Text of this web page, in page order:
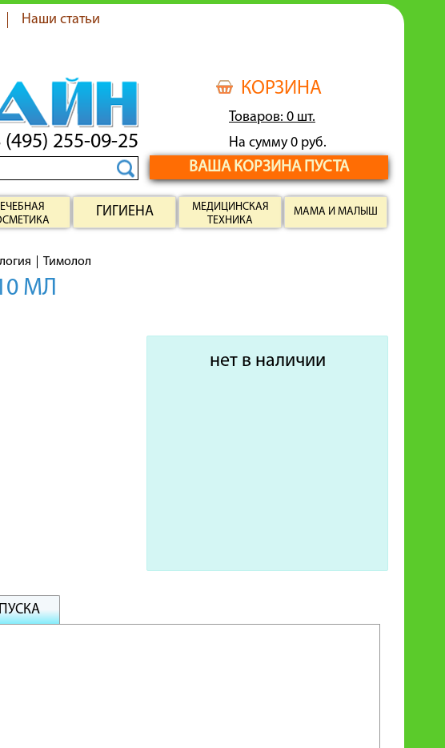
Наши статьи
КОРЗИНА
Товаров: 0 шт.
На сумму 0 руб.
ВАША КОРЗИНА ПУСТА
(495) 255-09-25
ГИГИЕНА
МЕДИЦИНСКАЯ
ТЕХНИКА
МАМА И МАЛЫШ
Тимолол
МЛ
нет в наличии